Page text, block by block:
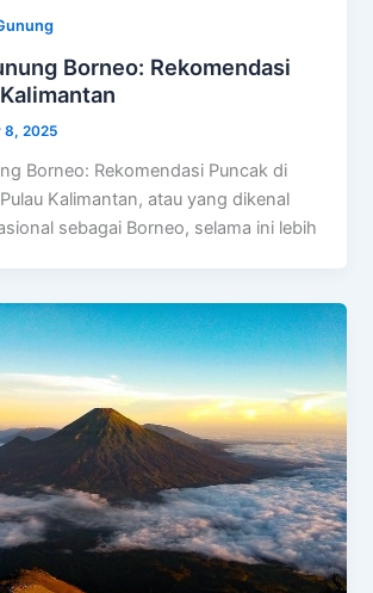
Borneo: Rekomendasi
8, 2025
Borneo: Rekomendasi Puncak di
Kalimantan, atau yang dikenal
sebagai Borneo, selama ini lebih